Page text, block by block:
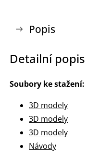
Popis
Detailní
Soubory ke stažení:
3D modely
3D modely
3D modely
Návody